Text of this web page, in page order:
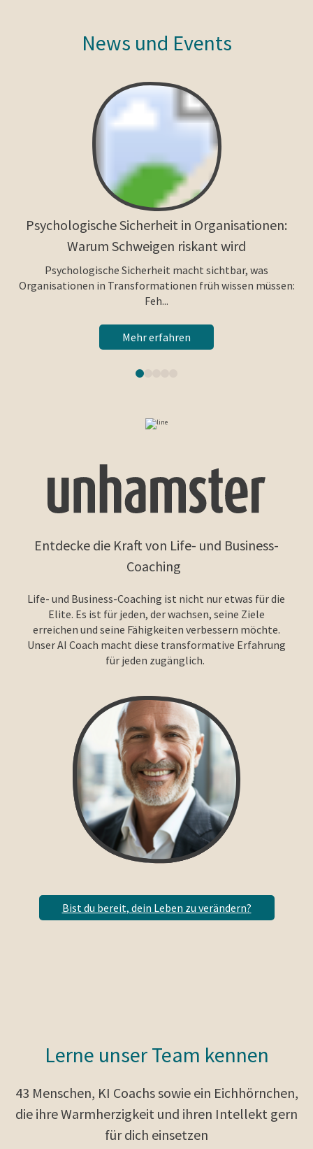
News und Events
Psychologische Sicherheit in Organisationen:
Warum Schweigen riskant wird
Psychologische Sicherheit macht sichtbar, was
Organisationen in Transformationen früh wissen müssen:
Feh...
Mehr erfahren
Entdecke die Kraft von Life- und Business-
Coaching
Life- und Business-Coaching ist nicht nur etwas für die
Elite. Es ist für jeden, der wachsen, seine Ziele
erreichen und seine Fähigkeiten verbessern möchte.
Unser AI Coach macht diese transformative Erfahrung
für jeden zugänglich.
Bist du bereit, dein Leben zu verändern?
Lerne unser Team kennen
43 Menschen, KI Coachs sowie ein Eichhörnchen,
die ihre Warmherzigkeit und ihren Intellekt gern
für dich einsetzen